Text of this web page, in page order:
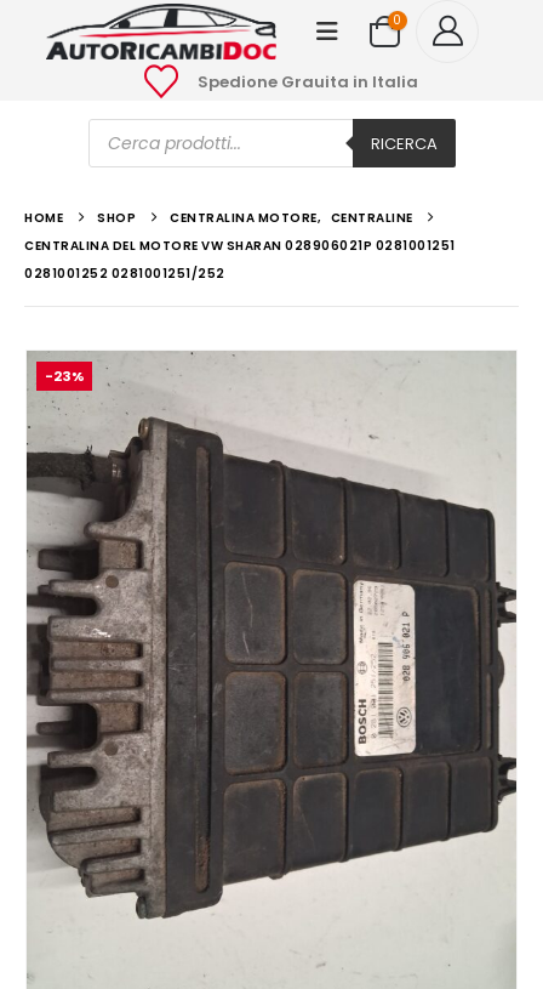
0
Spedione Grauita in Italia
Ricerca
prodotti RICERCA
HOME SHOP CENTRALINA MOTORE, CENTRALINE
CENTRALINA DEL MOTORE VW SHARAN 028906021P 0281001251
0281001252 0281001251/252
-23%